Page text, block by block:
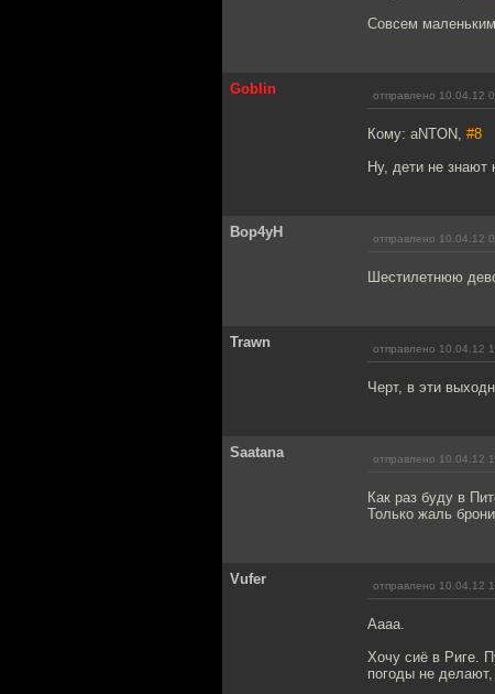
Совсем
Goblin отправлено 10.04.12
Кому: aNTON, #8
Ну, дети не знают
Bop4yH отправлено 10.04.12
Шестилетнюю
Trawn отправлено 10.04.12
Черт, в эти
Saatana отправлено 10.04.12
Как раз буду в
Только жаль
Vufer отправлено 10.04.12
Аааа.
Хочу сиё в Риге.
погоды не